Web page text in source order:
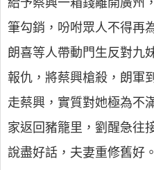
給予蔡興一箱錢離開廣州
筆勾銷，吩咐眾人不得再
朗喜等人帶動門生反對九
報仇，將蔡興槍殺，朗軍
走蔡興，實質對她極為不
家返回豬籠里，劉醒急往
說盡好話，夫妻重修舊好